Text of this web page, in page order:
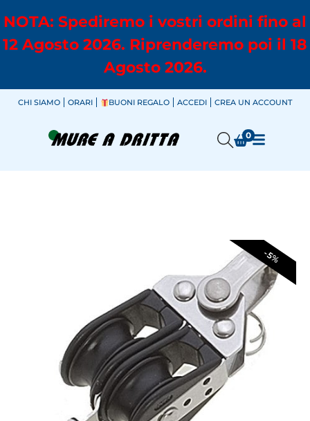
NOTA: Spediremo i vostri ordini fino al
12 Agosto 2026. Riprenderemo poi il 18
Agosto 2026.
CHI SIAMO ORARI BUONI REGALO ACCEDI CREA UN ACCOUNT
0
-5%